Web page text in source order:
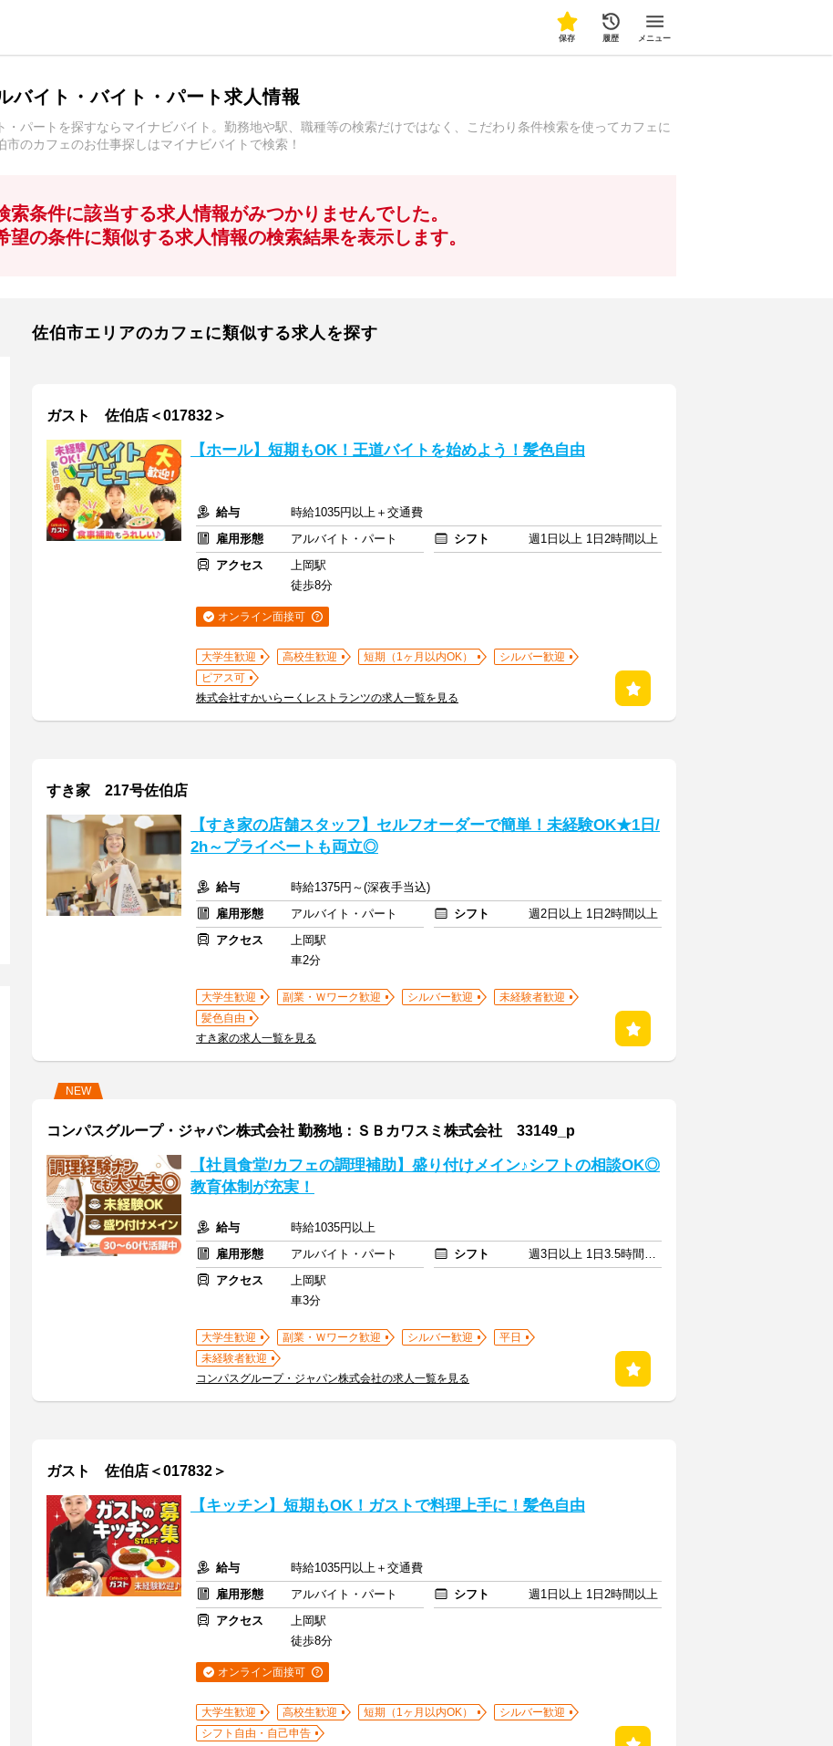
保存 履歴 メニュー
バイト・バイト・パート求人情報
パートを探すならマイナビバイト。勤務地や駅、職種等の検索だけではなく、こだわり条件検索を使ってカフェに
のカフェのお仕事探しはマイナビバイトで検索！
索条件に該当する求人情報がみつかりませんでした。
望の条件に類似する求人情報の検索結果を表示します。
佐伯市エリアのカフェに類似する求人を探す
ガスト 佐伯店＜017832＞
【ホール】短期もOK！王道バイトを始めよう！髪色自由
給与
時給1035円以上＋交通費
雇用形態
アルバイト・パート シフト
週1日以上 1日2時間以上
アクセス
上岡駅
徒歩8分
オンライン面接可
大学生歓迎 高校生歓迎 短期（1ヶ月以内OK）
シルバー歓迎
ピアス可
株式会社すかいらーくレストランツの求人一覧を見る
すき家 217号佐伯店
【すき家の店舗スタッフ】セルフオーダーで簡単！未経験OK★1日/
2h～プライベートも両立◎
給与
時給1375円～(深夜手当込)
雇用形態
アルバイト・パート シフト
週2日以上 1日2時間以上
アクセス
上岡駅
車2分
大学生歓迎 副業・Ｗワーク歓迎 シルバー歓迎
未経験者歓迎
髪色自由
すき家の求人一覧を見る
NEW
コンパスグループ・ジャパン株式会社 勤務地：ＳＢカワスミ株式会社 33149_p
【社員食堂/カフェの調理補助】盛り付けメイン♪シフトの相談OK◎
教育体制が充実！
給与
時給1035円以上
雇用形態
アルバイト・パート シフト
週3日以上 1日3.5時間以上
アクセス
上岡駅
車3分
大学生歓迎 副業・Ｗワーク歓迎 シルバー歓迎
平日
未経験者歓迎
コンパスグループ・ジャパン株式会社の求人一覧を見る
ガスト 佐伯店＜017832＞
【キッチン】短期もOK！ガストで料理上手に！髪色自由
給与
時給1035円以上＋交通費
雇用形態
アルバイト・パート シフト
週1日以上 1日2時間以上
アクセス
上岡駅
徒歩8分
オンライン面接可
大学生歓迎 高校生歓迎 短期（1ヶ月以内OK）
シルバー歓迎
シフト自由・自己申告